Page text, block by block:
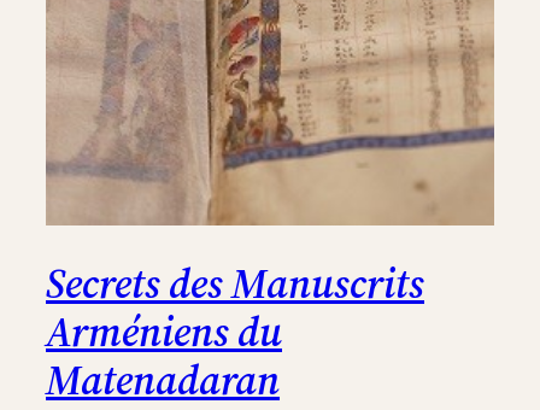
Secrets des Manuscrits
Arméniens du
Matenadaran